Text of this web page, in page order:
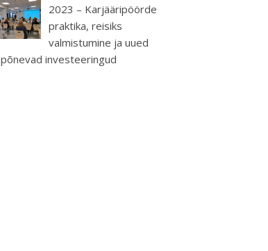
2023 – Karjääripöörde
praktika, reisiks
valmistumine ja uued
põnevad investeeringud